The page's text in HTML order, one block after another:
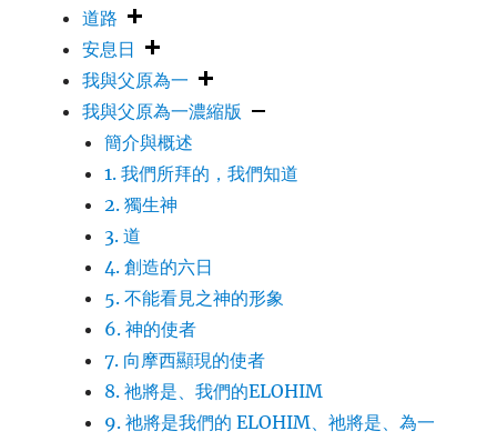
道路
安息日
我與父原為一
我與父原為一濃縮版
簡介與概述
1. 我們所拜的，我們知道
2. 獨生神
3. 道
4. 創造的六日
5. 不能看見之神的形象
6. 神的使者
7. 向摩西顯現的使者
8. 祂將是、我們的ELOHIM
9. 祂將是我們的 ELOHIM、祂將是、為一